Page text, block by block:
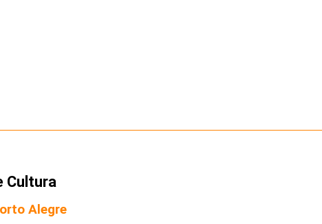
Cultura
Alegre